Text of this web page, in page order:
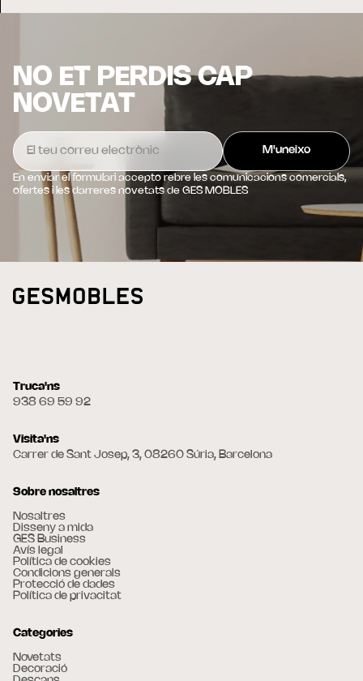
NO ET PERDIS CAP
NOVETAT
En enviar el formulari accepto rebre les comunicacions comercials,
ofertes i les darreres novetats de GES MOBLES
Truca'ns
938 69 59 92
Visita'ns
Carrer de Sant Josep, 3, 08260 Súria, Barcelona
Sobre nosaltres
Nosaltres
Disseny a mida
GES Business
Avís legal
Política de cookies
Condicions generals
Protecció de dades
Política de privacitat
Categories
Novetats
Decoració